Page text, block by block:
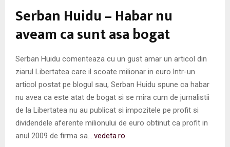
Serban Huidu – Habar nu
aveam ca sunt asa bogat
Serban Huidu comenteaza cu un gust amar un articol din
ziarul Libertatea care il scoate milionar in euro.Intr-un
articol postat pe blogul sau, Serban Huidu spune ca habar
nu avea ca este atat de bogat si se mira cum de jurnalistii
de la Libertatea nu au publicat si impozitele pe profit si
dividendele aferente milionului de euro obtinut ca profit in
anul 2009 de firma sa.
…vedeta.ro